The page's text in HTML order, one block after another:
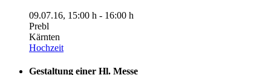
09.07.16, 15:00 h - 16:00 h
Prebl
Kärnten
Hochzeit
Gestaltung einer Hl. Messe